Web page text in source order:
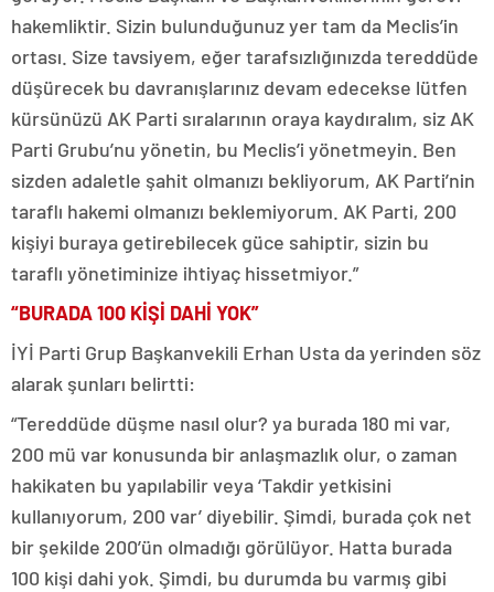
hakemliktir. Sizin bulunduğunuz yer tam da Meclis’in
ortası. Size tavsiyem, eğer tarafsızlığınızda tereddüde
düşürecek bu davranışlarınız devam edecekse lütfen
kürsünüzü AK Parti sıralarının oraya kaydıralım, siz AK
Parti Grubu’nu yönetin, bu Meclis’i yönetmeyin. Ben
sizden adaletle şahit olmanızı bekliyorum, AK Parti’nin
taraflı hakemi olmanızı beklemiyorum. AK Parti, 200
kişiyi buraya getirebilecek güce sahiptir, sizin bu
taraflı yönetiminize ihtiyaç hissetmiyor.”
“BURADA 100 KİŞİ DAHİ YOK”
İYİ Parti Grup Başkanvekili Erhan Usta da yerinden söz
alarak şunları belirtti:
“Tereddüde düşme nasıl olur? ya burada 180 mi var,
200 mü var konusunda bir anlaşmazlık olur, o zaman
hakikaten bu yapılabilir veya ‘Takdir yetkisini
kullanıyorum, 200 var’ diyebilir. Şimdi, burada çok net
bir şekilde 200’ün olmadığı görülüyor. Hatta burada
100 kişi dahi yok. Şimdi, bu durumda bu varmış gibi